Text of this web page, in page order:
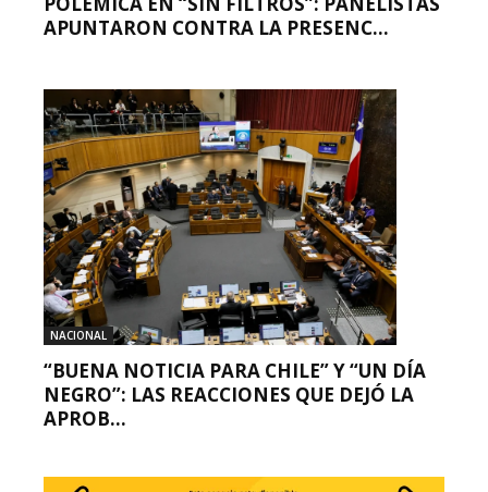
APUNTARON CONTRA LA PRESENC...
NACIONAL
“BUENA NOTICIA PARA CHILE” Y “UN DÍA
NEGRO”: LAS REACCIONES QUE DEJÓ LA
APROB...